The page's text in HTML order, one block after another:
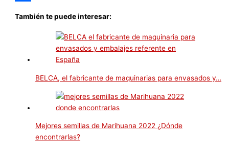
También te puede interesar:
BELCA, el fabricante de maquinarias para envasados y…
Mejores semillas de Marihuana 2022 ¿Dónde
encontrarlas?